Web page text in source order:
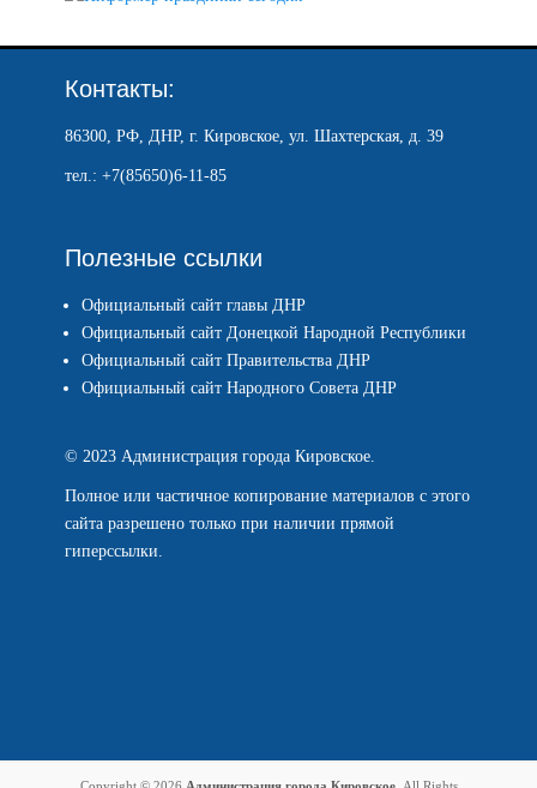
Контакты:
86300, РФ, ДНР, г. Кировское, ул. Шахтерская, д. 39
тел.: +7(85650)6-11-85
Полезные ссылки
Официальный сайт главы ДНР
Официальный сайт Донецкой Народной Республики
Официальный сайт Правительства ДНР
Официальный сайт Народного Совета ДНР
© 2023 Администрация города Кировское.
Полное или частичное копирование материалов с этого
сайта разрешено только при наличии прямой
гиперссылки.